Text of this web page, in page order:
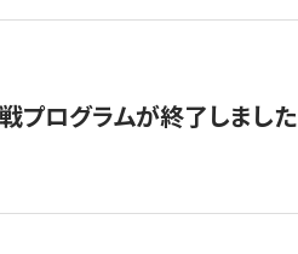
プログラムが終了しました